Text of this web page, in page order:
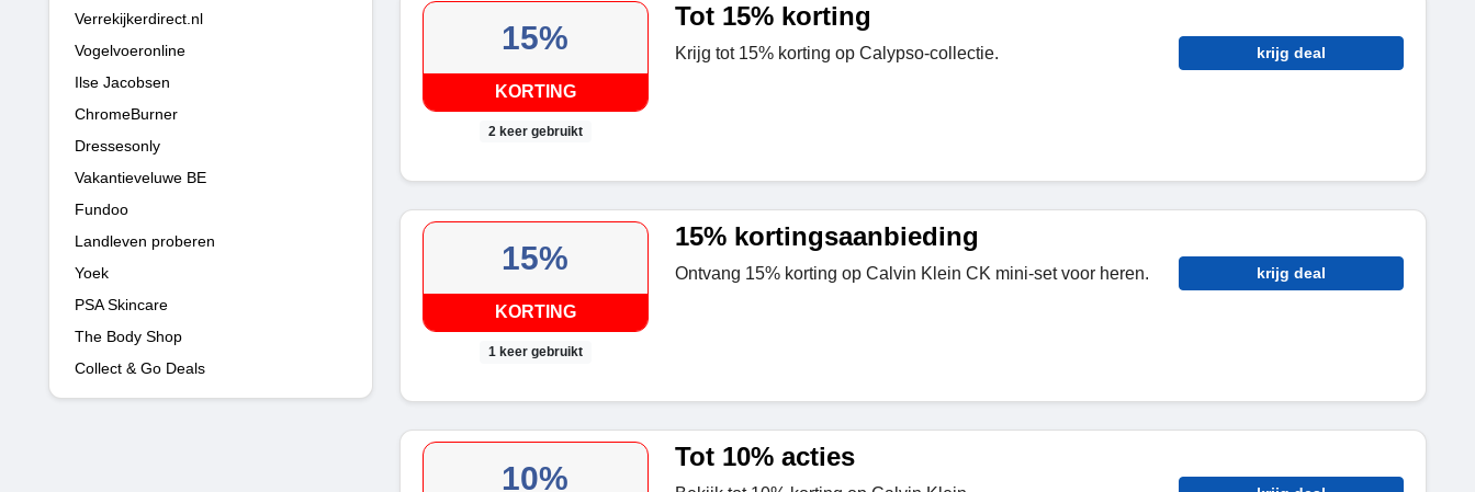
Verrekijkerdirect.nl
Vogelvoeronline
Ilse Jacobsen
ChromeBurner
Dressesonly
Vakantieveluwe BE
Fundoo
Landleven proberen
Yoek
PSA Skincare
The Body Shop
Collect & Go Deals
15%
KORTING
2 keer gebruikt
Tot 15% korting
Krijg tot 15% korting op Calypso-collectie. krijg deal
15%
KORTING
1 keer gebruikt
15% kortingsaanbieding
Ontvang 15% korting op Calvin Klein CK mini-set voor heren. krijg deal
10%
Tot 10% acties